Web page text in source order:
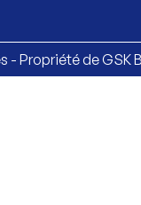
- Propriété de GSK